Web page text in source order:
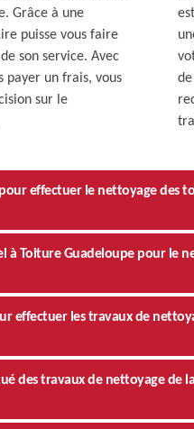
Grâce à une
puisse vous faire
son service. Avec
payer un frais, vous
sur le
effectuer le nettoyage des
à Toiture Guadeloupe pour le
effectuer les travaux de
des travaux de nettoyage de